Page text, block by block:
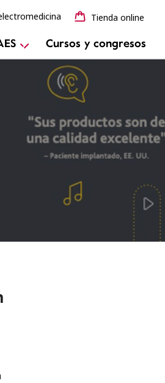
Cursos y congresos
Tienda online